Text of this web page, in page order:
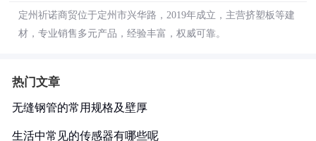
定州祈诺商贸位于定州市兴华路，2019年成立，主营挤塑板等建
材，专业销售多元产品，经验丰富，权威可靠。
热门文章
无缝钢管的常用规格及壁厚
生活中常见的传感器有哪些呢